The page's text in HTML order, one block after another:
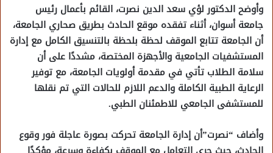
وأوضح الدكتور لؤي سعد الدين نصرت، القائم بأعمال رئيس
جامعة أسوان، أثناء تفقده موقع الحادث بطريق صحاري الجامعة،
أن الجامعة تتابع الموقف لحظة بلحظة بالتنسيق الكامل مع إدارة
المستشفيات الجامعية والأجهزة المختصة، مشددًا على أن
سلامة الطلاب تأتي في مقدمة أولويات الجامعة، مع توفير
الرعاية الطبية الكاملة والدعم اللازم للحالات التي تم نقلها
للمستشفى الجامعي للاطمئنان الطبي.
وأضاف “نصرت”أن إدارة الجامعة تحركت بصورة عاجلة فور وقوع